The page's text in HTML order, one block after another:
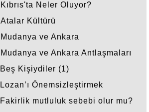
Kıbrıs'ta Neler Oluyor?
Atalar Kültürü
Mudanya ve Ankara
Mudanya ve Ankara Antlaşmaları
Beş Kişiydiler (1)
Lozan’ı Önemsizleştirmek
Fakirlik mutluluk sebebi olur mu?